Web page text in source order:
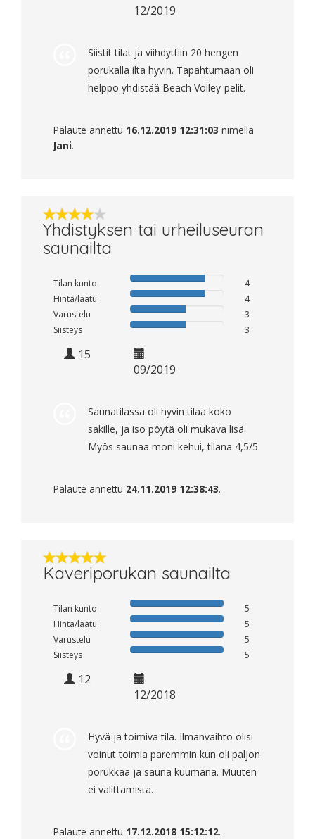
12/2019
Siistit tilat ja viihdyttiin 20 hengen
porukalla ilta hyvin. Tapahtumaan oli
helppo yhdistää Beach Volley-pelit.
Palaute annettu 16.12.2019 12:31:03 nimellä
Jani.
Yhdistyksen tai urheiluseuran
saunailta
Tilan kunto
4
Hinta/laatu
4
Varustelu
3
Siisteys
3
15
09/2019
Saunatilassa oli hyvin tilaa koko
sakille, ja iso pöytä oli mukava lisä.
Myös saunaa moni kehui, tilana 4,5/5
Palaute annettu 24.11.2019 12:38:43.
Kaveriporukan saunailta
Tilan kunto
5
Hinta/laatu
5
Varustelu
5
Siisteys
5
12
12/2018
Hyvä ja toimiva tila. Ilmanvaihto olisi
voinut toimia paremmin kun oli paljon
porukkaa ja sauna kuumana. Muuten
ei valittamista.
Palaute annettu 17.12.2018 15:12:12.